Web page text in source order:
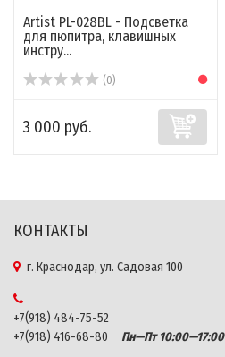
Artist PL-028BL - Подсветка
для пюпитра, клавишных
инстру...
(0)
3 000 руб.
КОНТАКТЫ
г. Краснодар, ул. Садовая 100
+7(918) 484-75-52
+7(918) 416-68-80
Пн—Пт 10:00—17:00